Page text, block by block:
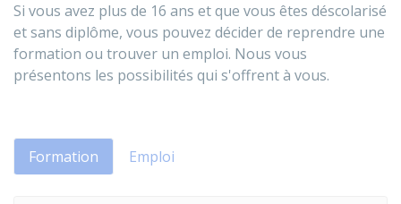
Si vous avez plus de 16 ans et que vous êtes déscolarisé
et sans diplôme, vous pouvez décider de reprendre une
formation ou trouver un emploi. Nous vous
présentons les possibilités qui s'offrent à vous.
Formation Emploi